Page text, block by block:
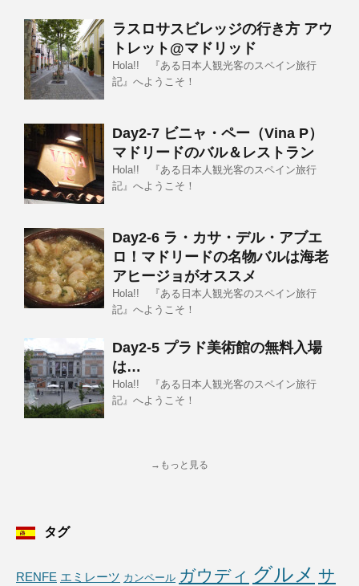
ラスロサスビレッジの行き方 アウ
トレット@マドリッド
Hola!! 『ある日本人観光客のスペイン旅行
記』へようこそ！
Day2-7 ビニャ・ペー（Vina P）
マドリードのバル＆レストラン
Hola!! 『ある日本人観光客のスペイン旅行
記』へようこそ！
Day2-6 ラ・カサ・デル・アブエ
ロ！マドリードの名物バルは海老
アヒージョがオススメ
Hola!! 『ある日本人観光客のスペイン旅行
記』へようこそ！
Day2-5 プラド美術館の無料入場
は…
Hola!! 『ある日本人観光客のスペイン旅行
記』へようこそ！
→もっと見る
タグ
RENFE エミレーツ カンペール ガウディ グルメ サ